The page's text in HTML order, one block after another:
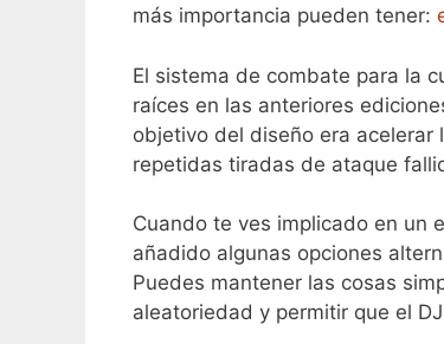
más importancia pueden tener:
El sistema de combate para la
raíces en las anteriores
objetivo del diseño era
repetidas tiradas de ataque
Cuando te ves implicado en un
añadido algunas opciones
Puedes mantener las cosas
aleatoriedad y permitir que el